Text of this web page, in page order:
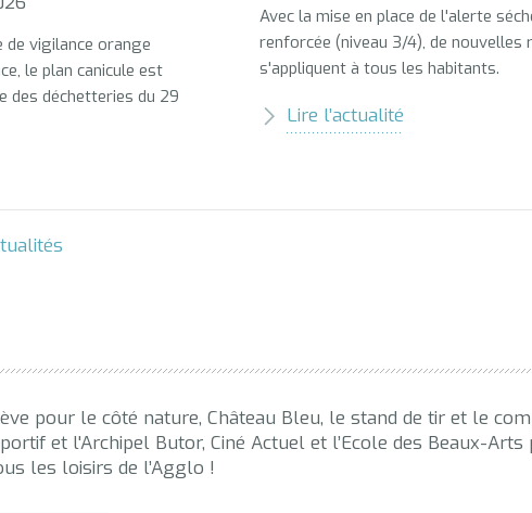
de vigilance orange
le plan canicule est
des déchetteries du 29
Avec la mise en place de l'alerte
renforcée (niveau 3/4), de nouvelles
s'appliquent à tous les habitants.
Lire l’actualité
pour le côté nature, Château Bleu, le stand de tir et le
et l'Archipel Butor, Ciné Actuel et l’Ecole des Beaux-
les loisirs de l’Agglo !